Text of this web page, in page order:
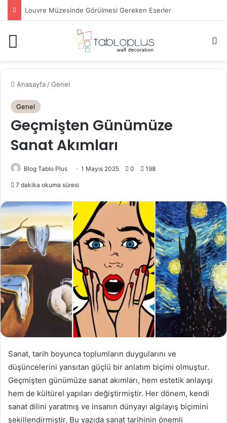
Louvre Müzesinde Görülmesi Gereken Eserler
Anasayfa /Genel
Genel
Geçmişten Günümüze
Sanat Akımları
Blog Tablo Plus 1 Mayıs 2025 0 198
7 dakika okuma süresi
Sanat, tarih boyunca toplumların duygularını ve
düşüncelerini yansıtan güçlü bir anlatım biçimi olmuştur.
Geçmişten günümüze sanat akımları, hem estetik anlayışı
hem de kültürel yapıları değiştirmiştir. Her dönem, kendi
sanat dilini yaratmış ve insanın dünyayı algılayış biçimini
şekillendirmiştir. Bu yazıda sanat tarihinin önemli